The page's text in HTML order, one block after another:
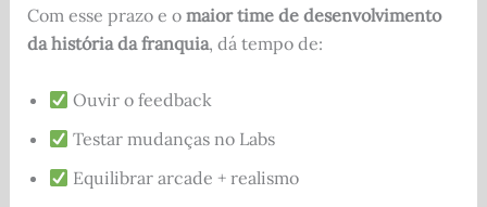
Com esse prazo e o maior time de desenvolvimento
da história da franquia, dá tempo de:
Ouvir o feedback
Testar mudanças no Labs
Equilibrar arcade + realismo